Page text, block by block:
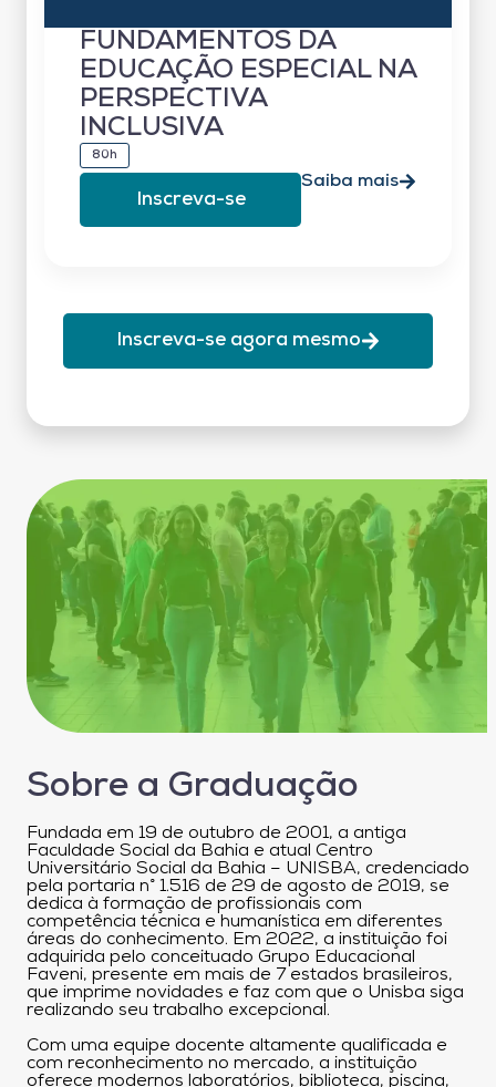
FUNDAMENTOS DA
EDUCAÇÃO ESPECIAL NA
PERSPECTIVA
INCLUSIVA
80h
Inscreva-se
Saiba mais
Inscreva-se agora mesmo
Sobre a Graduação
Fundada em 19 de outubro de 2001, a antiga
Faculdade Social da Bahia e atual Centro
Universitário Social da Bahia – UNISBA, credenciado
pela portaria n° 1.516 de 29 de agosto de 2019, se
dedica à formação de profissionais com
competência técnica e humanística em diferentes
áreas do conhecimento. Em 2022, a instituição foi
adquirida pelo conceituado Grupo Educacional
Faveni, presente em mais de 7 estados brasileiros,
que imprime novidades e faz com que o Unisba siga
realizando seu trabalho excepcional.
Com uma equipe docente altamente qualificada e
com reconhecimento no mercado, a instituição
oferece modernos laboratórios, biblioteca, piscina,